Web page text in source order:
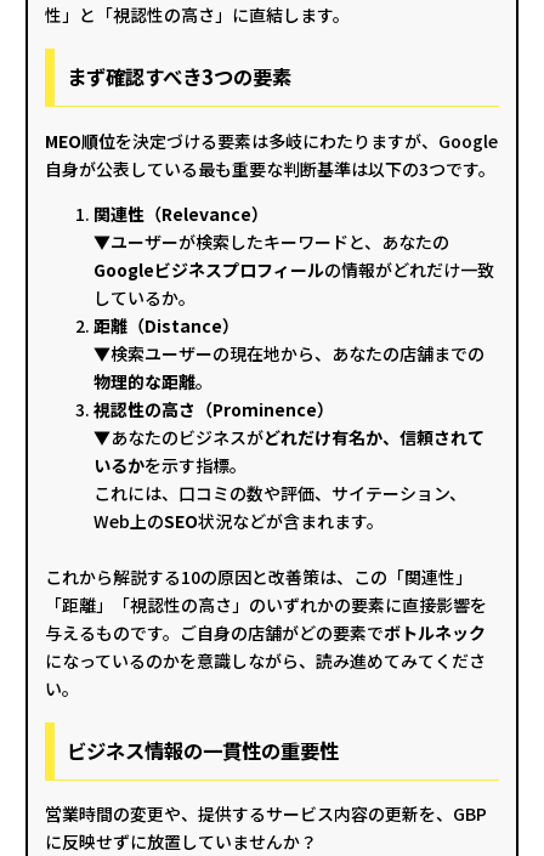
性」と「視認性の高さ」に直結します。
まず確認すべき3つの要素
MEO順位を決定づける要素は多岐にわたりますが、Google
自身が公表している最も重要な判断基準は以下の3つです。
関連性（Relevance）
▼ユーザーが検索したキーワードと、あなたの
Googleビジネスプロフィールの情報がどれだけ一致
しているか。
距離（Distance）
▼検索ユーザーの現在地から、あなたの店舗までの
物理的な距離。
視認性の高さ（Prominence）
▼あなたのビジネスがどれだけ有名か、信頼されて
いるかを示す指標。
これには、口コミの数や評価、サイテーション、
Web上のSEO状況などが含まれます。
これから解説する10の原因と改善策は、この「関連性」
「距離」「視認性の高さ」のいずれかの要素に直接影響を
与えるものです。ご自身の店舗がどの要素でボトルネック
になっているのかを意識しながら、読み進めてみてくださ
い。
ビジネス情報の一貫性の重要性
営業時間の変更や、提供するサービス内容の更新を、GBP
に反映せずに放置していませんか？